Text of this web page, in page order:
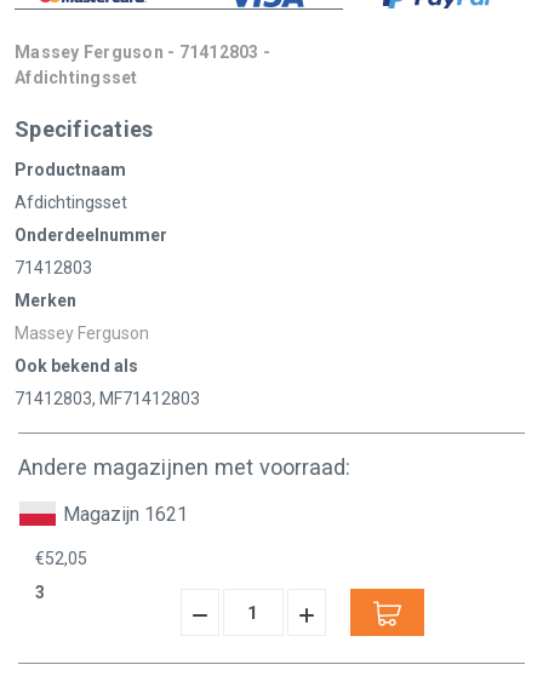
Massey Ferguson - 71412803 -
Afdichtingsset
Specificaties
Productnaam
Afdichtingsset
Onderdeelnummer
71412803
Merken
Massey Ferguson
Ook bekend als
71412803, MF71412803
Andere magazijnen met voorraad:
Magazijn 1621
€52,05
3
Hoeveelheid
Verminderen:
Hoeveelheid
verhogen: